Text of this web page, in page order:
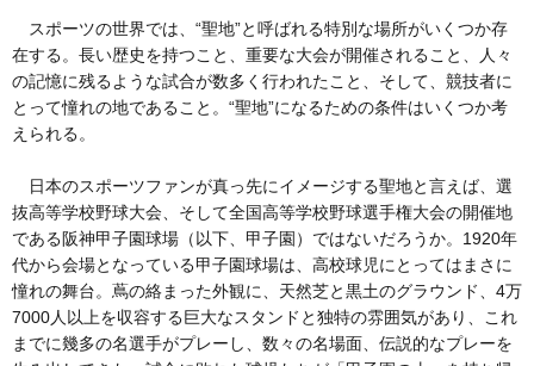
スポーツの世界では、“聖地”と呼ばれる特別な場所がいくつか存
在する。長い歴史を持つこと、重要な大会が開催されること、人々
の記憶に残るような試合が数多く行われたこと、そして、競技者に
とって憧れの地であること。“聖地”になるための条件はいくつか考
えられる。
日本のスポーツファンが真っ先にイメージする聖地と言えば、選
抜高等学校野球大会、そして全国高等学校野球選手権大会の開催地
である阪神甲子園球場（以下、甲子園）ではないだろうか。1920年
代から会場となっている甲子園球場は、高校球児にとってはまさに
憧れの舞台。蔦の絡まった外観に、天然芝と黒土のグラウンド、4万
7000人以上を収容する巨大なスタンドと独特の雰囲気があり、これ
までに幾多の名選手がプレーし、数々の名場面、伝説的なプレーを